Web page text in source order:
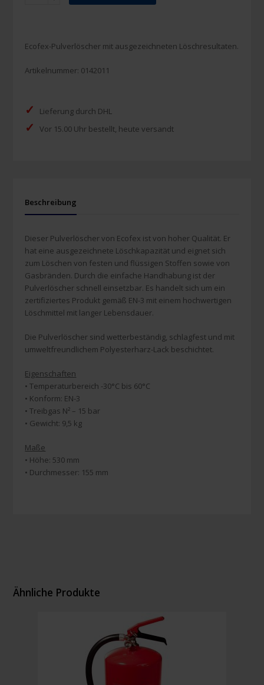
Ecofex-Pulverlöscher mit ausgezeichneten Löschresultaten.
Artikelnummer: 0142011
✓ Lieferung durch DHL
✓ Vor 15.00 Uhr bestellt, heute versandt
Beschreibung
Dieser Pulverlöscher von Ecofex ist von hoher Qualität. Er
hat eine ausgezeichnete Löschkapazität und eignet sich
zum Löschen von festen und flüssigen Stoffen sowie von
Gasbränden. Durch die einfache Handhabung ist der
Pulverlöscher schnell einsetzbar. Es handelt sich um ein
zertifiziertes Produkt gemäß EN-3 mit einem hochwertigen
Löschmittel mit langer Lebensdauer.
Die Pulverlöscher sind wetterbeständig, schlagfest und mit
umweltfreundlichem Polyesterharz-Lack beschichtet.
Eigenschaften
• Temperaturbereich -30°C bis 60°C
• Konform: EN-3
• Treibgas N² – 15 bar
• Gewicht: 9,5 kg
Maße
• Höhe: 530 mm
• Durchmesser: 155 mm
Ähnliche Produkte